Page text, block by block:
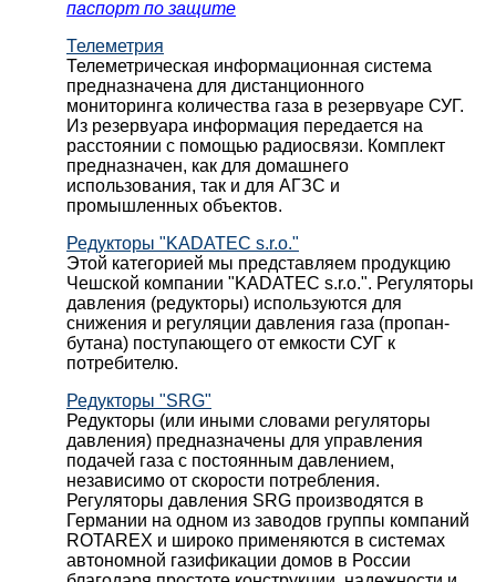
паспорт по защите
Телеметрия
Телеметрическая информационная система
предназначена для дистанционного
мониторинга количества газа в резервуаре СУГ.
Из резервуара информация передается на
расстоянии с помощью радиосвязи. Комплект
предназначен, как для домашнего
использования, так и для АГЗС и
промышленных объектов.
Редукторы "KADATEC s.r.o."
Этой категорией мы представляем продукцию
Чешской компании "KADATEC s.r.o.". Регуляторы
давления (редукторы) используются для
снижения и регуляции давления газа (пропан-
бутана) поступающего от емкости СУГ к
потребителю.
Редукторы "SRG"
Редукторы (или иными словами регуляторы
давления) предназначены для управления
подачей газа с постоянным давлением,
независимо от скорости потребления.
Регуляторы давления SRG производятся в
Германии на одном из заводов группы компаний
ROTAREX и широко применяются в системах
автономной газификации домов в России